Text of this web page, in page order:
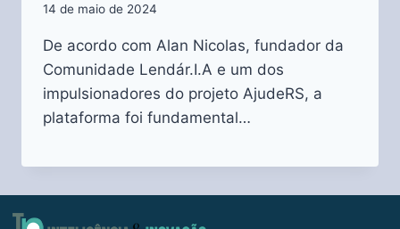
14 de maio de 2024
De acordo com Alan Nicolas, fundador da
Comunidade Lendár.I.A e um dos
impulsionadores do projeto AjudeRS, a
plataforma foi fundamental…